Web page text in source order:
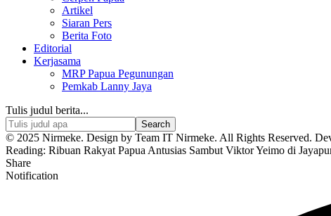
Artikel
Siaran Pers
Berita Foto
Editorial
Kerjasama
MRP Papua Pegunungan
Pemkab Lanny Jaya
Tulis judul berita...
© 2025 Nirmeke. Design by Team IT Nirmeke. All Rights Reserved.
Reading: Ribuan Rakyat Papua Antusias Sambut Viktor Yeimo di
Share
Notification